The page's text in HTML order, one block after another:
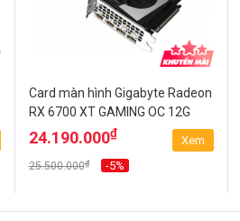
Card màn hình Gigabyte Radeon
RX 6700 XT GAMING OC 12G
24.190.000₫
25.500.000₫ -5%
Xem